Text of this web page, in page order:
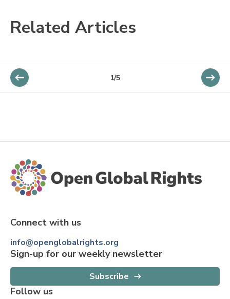
Related Articles
1/5
Connect with us
info@openglobalrights.org
Sign-up for our weekly newsletter
Subscribe
Follow us